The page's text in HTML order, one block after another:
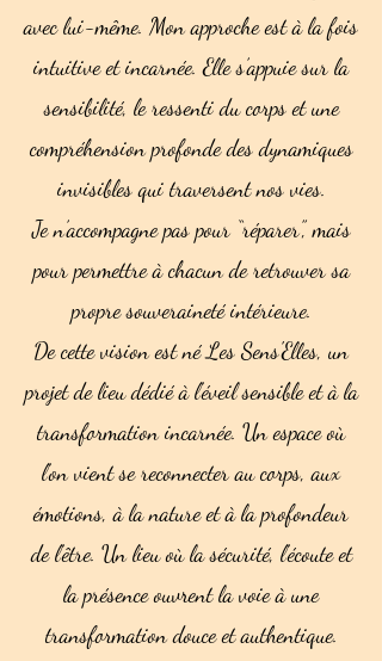
avec lui-même. Mon approche est à la fois
intuitive et incarnée. Elle s’appuie sur la
sensibilité, le ressenti du corps et une
compréhension profonde des dynamiques
invisibles qui traversent nos vies.
Je n’accompagne pas pour “réparer”, mais
pour permettre à chacun de retrouver sa
propre souveraineté intérieure.
De cette vision est né Les Sens'Elles, un
projet de lieu dédié à l’éveil sensible et à la
transformation incarnée. Un espace où
l’on vient se reconnecter au corps, aux
émotions, à la nature et à la profondeur
de l’être. Un lieu où la sécurité, l’écoute et
la présence ouvrent la voie à une
transformation douce et authentique.